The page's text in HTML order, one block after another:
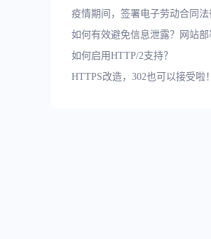
如何启用HTTP/2支持？
HTTPS改造，302也可以接受啦！